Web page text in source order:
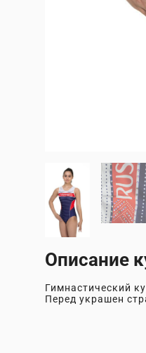
Описание
Гимнастический
Перед украшен